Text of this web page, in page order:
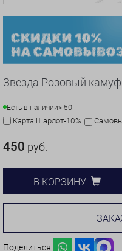
Звезда Розовый
Есть в наличии> 50
Карта Шарлот-10%
450 руб.
В КОРЗИНУ
Поделиться: